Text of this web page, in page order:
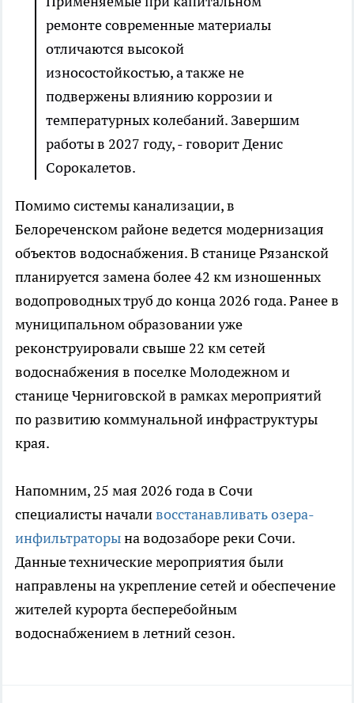
ремонте современные материалы
отличаются высокой
износостойкостью, а также не
подвержены влиянию коррозии и
температурных колебаний. Завершим
работы в 2027 году, - говорит Денис
Сорокалетов.
Помимо системы канализации, в
Белореченском районе ведется модернизация
объектов водоснабжения. В станице Рязанской
планируется замена более 42 км изношенных
водопроводных труб до конца 2026 года. Ранее в
муниципальном образовании уже
реконструировали свыше 22 км сетей
водоснабжения в поселке Молодежном и
станице Черниговской в рамках мероприятий
по развитию коммунальной инфраструктуры
края.
Напомним, 25 мая 2026 года в Сочи
специалисты началивосстанавливать озера-
инфильтраторына водозаборе реки Сочи.
Данные технические мероприятия были
направлены на укрепление сетей и обеспечение
жителей курорта бесперебойным
водоснабжением в летний сезон.